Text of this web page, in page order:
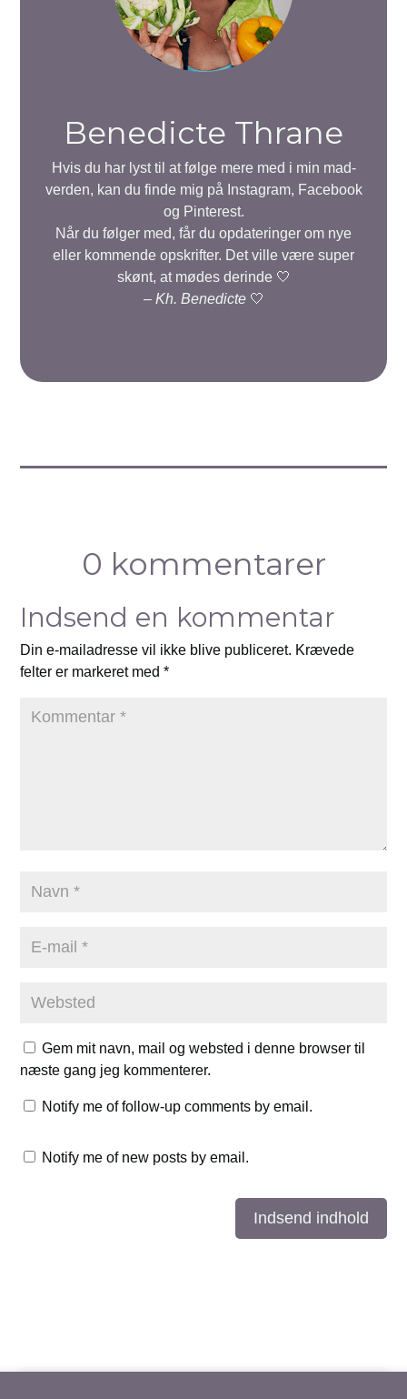
Benedicte Thrane
Hvis du har lyst til at følge mere med i min mad-
verden, kan du finde mig på Instagram, Facebook
og Pinterest.
Når du følger med, får du opdateringer om nye
eller kommende opskrifter. Det ville være super
skønt, at mødes derinde 🤍
– Kh. Benedicte🤍
0 kommentarer
Indsend en kommentar
Din e-mailadresse vil ikke blive publiceret. Krævede
felter er markeret med*
Gem mit navn, mail og websted i denne browser til
næste gang jeg kommenterer.
Notify me of follow-up comments by email.
Notify me of new posts by email.
Indsend indhold